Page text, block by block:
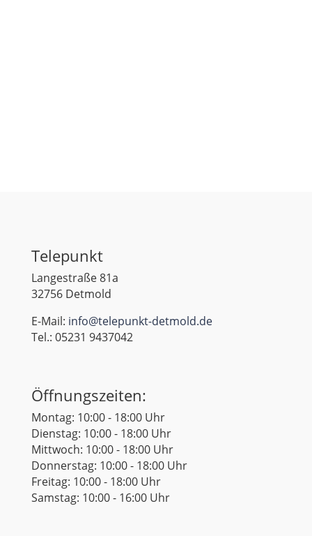
Telepunkt
Langestraße 81a
32756 Detmold
E-Mail: info@telepunkt-detmold.de
Tel.: 05231 9437042
Öffnungszeiten:
Montag: 10:00 - 18:00 Uhr
Dienstag: 10:00 - 18:00 Uhr
Mittwoch: 10:00 - 18:00 Uhr
Donnerstag: 10:00 - 18:00 Uhr
Freitag: 10:00 - 18:00 Uhr
Samstag: 10:00 - 16:00 Uhr